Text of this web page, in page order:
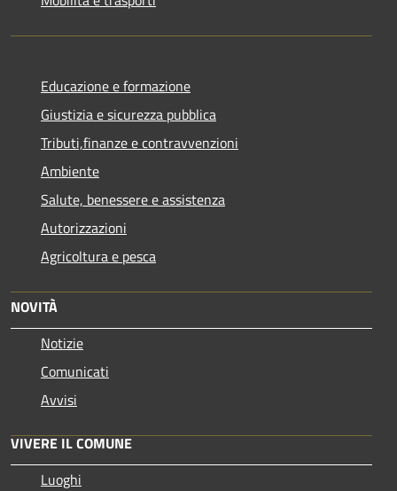
Educazione e formazione
Giustizia e sicurezza pubblica
Tributi,finanze e contravvenzioni
Ambiente
Salute, benessere e assistenza
Autorizzazioni
Agricoltura e pesca
NOVITÀ
Notizie
Comunicati
Avvisi
VIVERE IL COMUNE
Luoghi